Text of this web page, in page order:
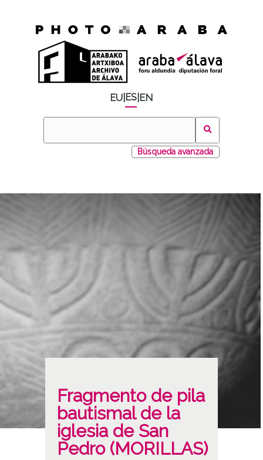
EU ES EN
Búsqueda avanzada
Fragmento de pila
bautismal de la
iglesia de San
Pedro (MORILLAS)